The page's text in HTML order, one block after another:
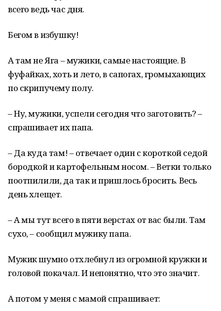
всего ведь час дня.
Бегом в избушку!
А там не Яга – мужики, самые настоящие. В
фуфайках, хоть и лето, в сапогах, громыхающих
по скрипучему полу.
– Ну, мужики, успели сегодня что заготовить? –
спрашивает их папа.
– Да куда там! – отвечает один с короткой седой
бородкой и картофельным носом. – Ветки только
поотпилили, да так и пришлось бросить. Весь
день хлещет.
– А мы тут всего в пяти верстах от вас были. Там
сухо, – сообщил мужику папа.
Мужик шумно отхлебнул из огромной кружки и
головой покачал. И непонятно, что это значит.
А потом у меня с мамой спрашивает: